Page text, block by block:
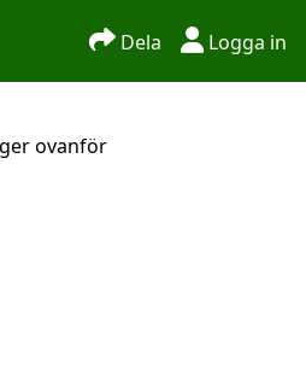
Dela Logga in
ovanför